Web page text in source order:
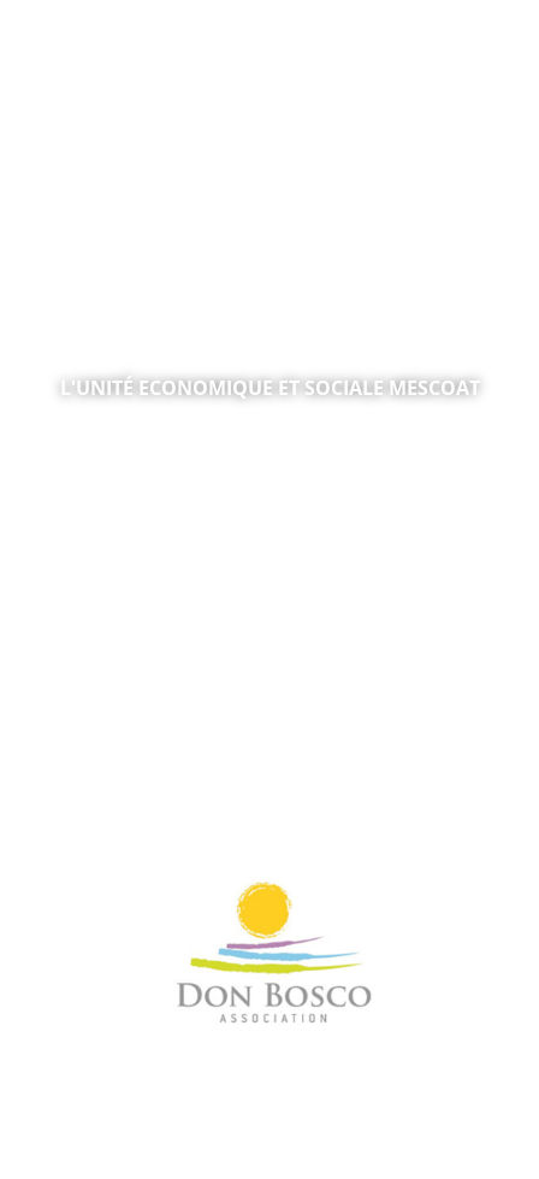
L'UNITÉ ECONOMIQUE ET SOCIALE MESCOAT